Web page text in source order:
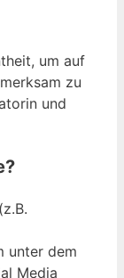
um auf
zu
und
unter dem
Media